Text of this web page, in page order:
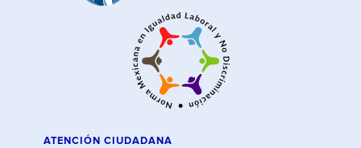
ATENCIÓN CIUDADANA